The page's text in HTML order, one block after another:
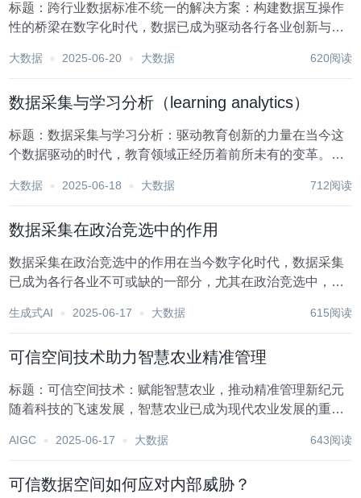
标题：跨行业数据标准不统一的解决方案：构建数据互操作
性的桥梁在数字化时代，数据已成为驱动各行各业创新与发
数据流通、共享与应用的一大瓶颈。不同行业基于各自的业
大数据 2025-06-20 大数据 620阅读
数据采集与学习分析（learning analytics）
标题：数据采集与学习分析：驱动教育创新的力量在当今这
个数据驱动的时代，教育领域正经历着前所未有的变革。数
心驱动力，正逐步重塑教育的面貌，使之更加个性化、高效
大数据 2025-06-18 大数据 712阅读
数据采集在政治竞选中的作用
数据采集在政治竞选中的作用在当今数字化时代，数据采集
已成为各行各业不可或缺的一部分，尤其在政治竞选中，其
接交流，更是一场复杂的信息战和数据战。数据采集在这场
生成式AI 2025-06-17 大数据 615阅读
可信空间技术助力智慧农业精准管理
标题：可信空间技术：赋能智慧农业，推动精准管理新纪元
随着科技的飞速发展，智慧农业已成为现代农业发展的重要
技，正逐步展现出其在促进农业生产精准管理方面的巨大潜
AIGC 2025-06-17 大数据 643阅读
可信数据空间如何应对内部威胁？